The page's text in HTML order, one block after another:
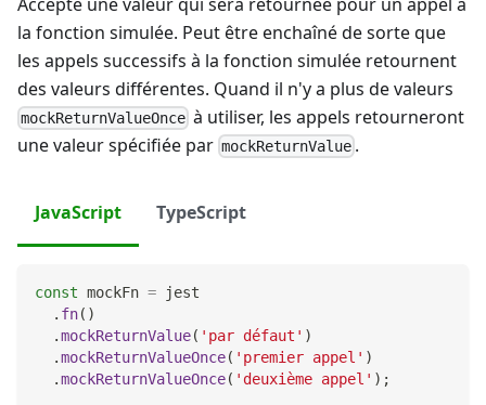
la fonction simulée. Peut être enchaîné de sorte que
les appels successifs à la fonction simulée retournent
des valeurs différentes. Quand il n'y a plus de valeurs
mockReturnValueOnce à utiliser, les appels retourneront
une valeur spécifiée par mockReturnValue .
JavaScript TypeScript
const mockFn = jest
. fn( )
.mockReturnValue( 'par défaut' )
.mockReturnValueOnce( 'premier appel' )
.mockReturnValueOnce( 'deuxième appel' ) ;